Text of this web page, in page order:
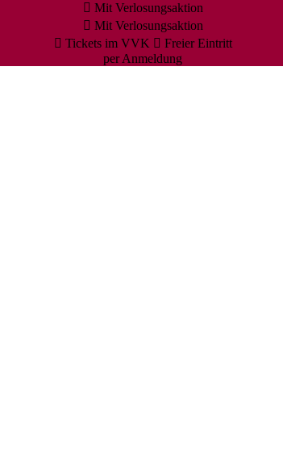
Mit Verlosungsaktion
Mit Verlosungsaktion
Tickets im VVK
Freier Eintritt
per Anmeldung